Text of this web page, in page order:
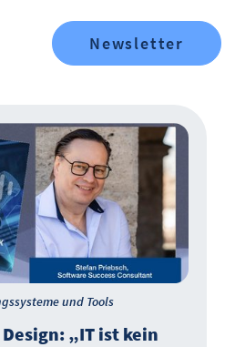
Newsletter
und Tools
„IT ist kein